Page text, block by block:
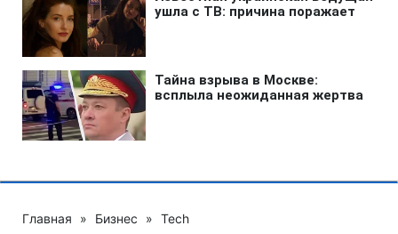
Главная » Бизнес » Tech